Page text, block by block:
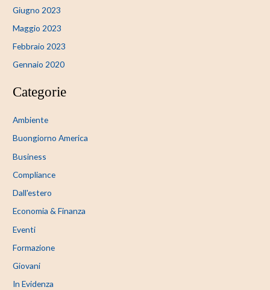
Giugno 2023
Maggio 2023
Febbraio 2023
Gennaio 2020
Categorie
Ambiente
Buongiorno America
Business
Compliance
Dall'estero
Economia & Finanza
Eventi
Formazione
Giovani
In Evidenza